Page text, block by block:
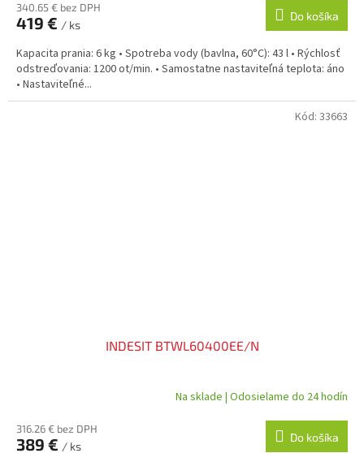
340.65 € bez DPH
419 € / ks
Do košíka
Kapacita prania: 6 kg • Spotreba vody (bavlna, 60°C): 43 l • Rýchlosť
odstreďovania: 1200 ot/min. • Samostatne nastaviteľná teplota: áno
• Nastaviteľné...
INDESIT BTWL60400EE/N
Na sklade | Odosielame do 24 hodín
316.26 € bez DPH
389 € / ks
Do košíka
Kód: 33663